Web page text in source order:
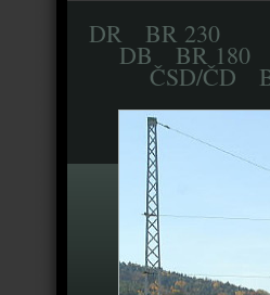
DR BR 230
DB BR 180
ČSD/ČD